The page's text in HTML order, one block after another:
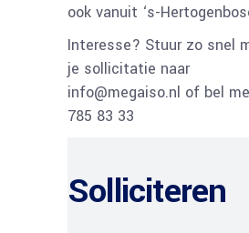
ook vanuit ‘s-
Interesse? Stuur zo snel
je sollicitatie naar
info@megaiso.nl of bel
785 83 33
Solliciteren